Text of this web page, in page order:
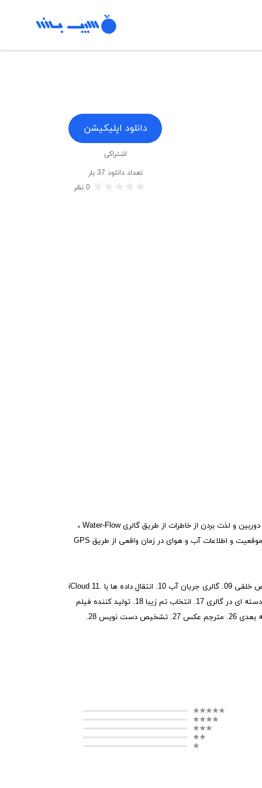
دانلود اپلیکیشن
اشتراکی
تعداد دانلود 37 بار
0 نظر
u.Memory یک دستیار روزانه خصوصی است که تجربه خوبی را برای ردیابی همه چیز در زندگی شما فراهم می کند ، به خصوص برای گرفتن تصویر با دوربین و لذت بردن از خاطرات از طریق گالری Water-Flow ،
تنظیم قرار ملاقات از طریق Event Tracker برای اطلاع رسانی به موقع ، راه اندازی حفاظت از دسترسی برای محافظت از داده های شما ، مکان یابی موقعیت و اطلاعات آب و هوای در زمان واقعی از طریق GPS
** امکانات: 01. طراحی ساده 02. پنل پویا 03. ردیاب رویداد 04. همگام سازی تقویم 05. جدول زمانی 06. خاطره 07. حفاظت از دسترسی 08. تشخیص خلقی 09. گالری جریان آب 10. انتقال داده ها با iCloud 11.
GPS 12. ذخیره سازه 13. جستجوی کلید واژه 14. ضبط صدا 15. اقدام روزانه (علامت گذاری ، کد ، حذف ، برچسب ها ، اشتراک گذاری) 16. صادرات دسته ای در گالری 17. انتخاب تم زیبا 18. تولید کننده فیلم
19. کارخانه آلبوم 20. ردپاها و نقشه 21. دسته برچسب ها 22. ویرایشگر تصویر 23. ویرایشگر متن غنی 24. شناسه متن OCR 25. نمایشگر گالری سه بعدی 26. مترجم عکس 27. تشخیص دست نویس 28.